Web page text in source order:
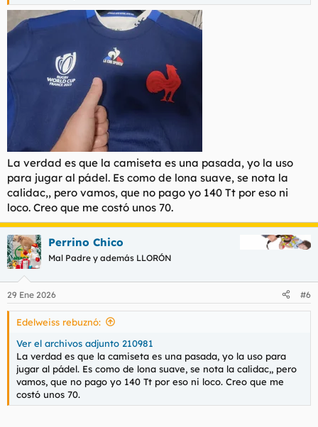
La verdad es que la camiseta es una pasada, yo la uso
para jugar al pádel. Es como de lona suave, se nota la
calidac,, pero vamos, que no pago yo 140 Tt por eso ni
loco. Creo que me costó unos 70.
Perrino Chico
Mal Padre y además LLORÓN
29 Ene 2026 #6
Edelweiss rebuznó:
Ver el archivos adjunto 210981
La verdad es que la camiseta es una pasada, yo la uso para
jugar al pádel. Es como de lona suave, se nota la calidac,, pero
vamos, que no pago yo 140 Tt por eso ni loco. Creo que me
costó unos 70.